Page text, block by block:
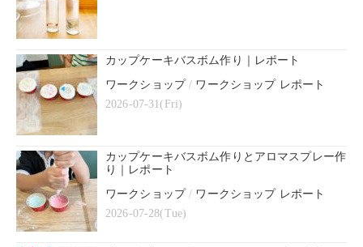
カップケーキバスボム作り｜レポート
ワークショップ/ ワークショップ レポート
2026-07-31(Fri)
カップケーキバスボム作りとアロマスプレー作
り｜レポート
ワークショップ/ ワークショップ レポート
2026-07-28(Tue)